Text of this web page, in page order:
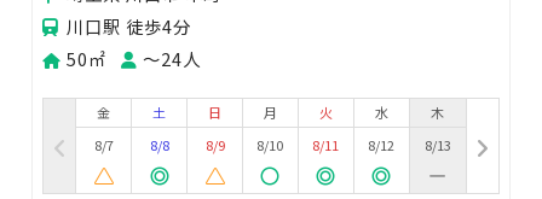
川口駅 徒歩4分
50㎡
〜24人
金
8/7
土
8/8
日
8/9
月
8/10
火
8/11
水
8/12
木
8/13